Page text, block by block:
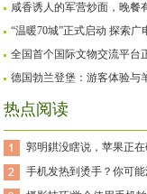
咸香诱人的军营炒面，晚餐
“温暖70城”正式启动 探索广
全国首个国际文物交流平台
德国勃兰登堡：游客体验与
热点阅读
郭明錤没瞎说，苹果正在
手机发热到烫手？你可